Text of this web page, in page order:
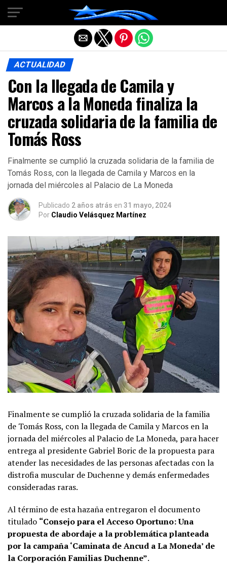
ACTUALIDAD
Con la llegada de Camila y
Marcos a la Moneda finaliza la
cruzada solidaria de la familia de
Tomás Ross
Finalmente se cumplió la cruzada solidaria de la familia de
Tomás Ross, con la llegada de Camila y Marcos en la
jornada del miércoles al Palacio de La Moneda
Publicado 2 años atrás en 31 mayo, 2024
Por Claudio Velásquez Martínez
Finalmente se cumplió la cruzada solidaria de la familia
de Tomás Ross, con la llegada de Camila y Marcos en la
jornada del miércoles al Palacio de La Moneda, para hacer
entrega al presidente Gabriel Boric de la propuesta para
atender las necesidades de las personas afectadas con la
distrofia muscular de Duchenne y demás enfermedades
consideradas raras.
Al término de esta hazaña entregaron el documento
titulado “Consejo para el Acceso Oportuno: Una
propuesta de abordaje a la problemática planteada
por la campaña ‘Caminata de Ancud a La Moneda’ de
la Corporación Familias Duchenne”.
Salir de la versión móvil